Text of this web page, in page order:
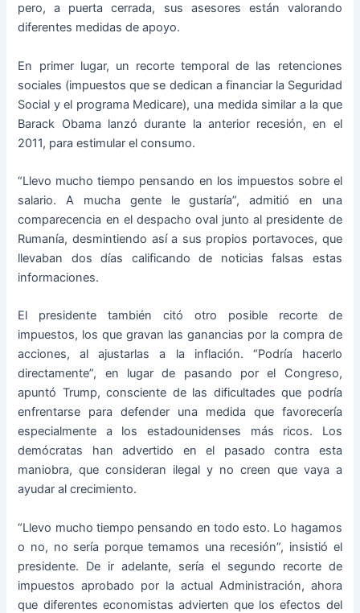
pero, a puerta cerrada, sus asesores están valorando
diferentes medidas de apoyo.
En primer lugar, un recorte temporal de las retenciones
sociales (impuestos que se dedican a financiar la Seguridad
Social y el programa Medicare), una medida similar a la que
Barack Obama lanzó durante la anterior recesión, en el
2011, para estimular el consumo.
“Llevo mucho tiempo pensando en los impuestos sobre el
salario. A mucha gente le gustaría”, admitió en una
comparecencia en el despacho oval junto al presidente de
Rumanía, desmintiendo así a sus propios portavoces, que
llevaban dos días calificando de noticias falsas estas
informaciones.
El presidente también citó otro posible recorte de
impuestos, los que gravan las ganancias por la compra de
acciones, al ajustarlas a la inflación. “Podría hacerlo
directamente”, en lugar de pasando por el Congreso,
apuntó Trump, consciente de las dificultades que podría
enfrentarse para defender una medida que favorecería
especialmente a los estadounidenses más ricos. Los
demócratas han advertido en el pasado contra esta
maniobra, que consideran ilegal y no creen que vaya a
ayudar al crecimiento.
“Llevo mucho tiempo pensando en todo esto. Lo hagamos
o no, no sería porque temamos una recesión”, insistió el
presidente. De ir adelante, sería el segundo recorte de
impuestos aprobado por la actual Administración, ahora
que diferentes economistas advierten que los efectos del